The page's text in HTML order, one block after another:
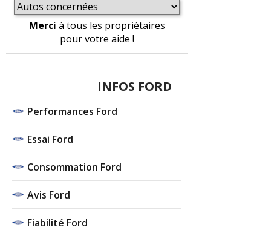
Merci à tous les propriétaires
pour votre aide !
INFOS FORD
Performances Ford
Essai Ford
Consommation Ford
Avis Ford
Fiabilité Ford